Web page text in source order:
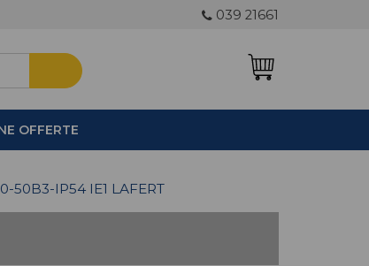
039 21661
OFFERTE
50B3-IP54 IE1 LAFERT